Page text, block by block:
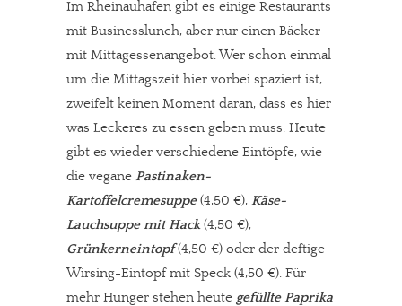
Im Rheinauhafen gibt es einige Restaurants
mit Businesslunch, aber nur einen Bäcker
mit Mittagessenangebot. Wer schon einmal
um die Mittagszeit hier vorbei spaziert ist,
zweifelt keinen Moment daran, dass es hier
was Leckeres zu essen geben muss. Heute
gibt es wieder verschiedene Eintöpfe, wie
die vegane Pastinaken-
Kartoffelcremesuppe(4,50 €), Käse-
Lauchsuppe mit Hack(4,50 €),
Grünkerneintopf(4,50 €) oder der deftige
Wirsing-Eintopf mit Speck (4,50 €). Für
mehr Hunger stehen heute gefüllte Paprika